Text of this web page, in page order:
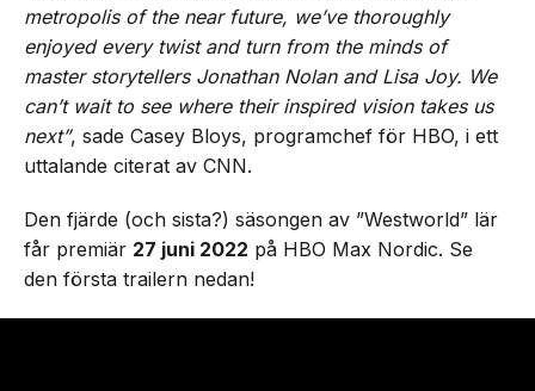
metropolis of the near future, we’ve thoroughly
enjoyed every twist and turn from the minds of
master storytellers Jonathan Nolan and Lisa Joy. We
can’t wait to see where their inspired vision takes us
next”, sade Casey Bloys, programchef för HBO, i ett
uttalande citerat av CNN.
Den fjärde (och sista?) säsongen av ”Westworld” lär
får premiär 27 juni 2022 på HBO Max Nordic. Se
den första trailern nedan!